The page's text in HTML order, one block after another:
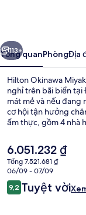
Resort
Tiếp
113+
Tổng quanPhòngĐịa
Hilton Okinawa
nghỉ trên bãi biển tại
mát mẻ và nếu
cơ hội tận hưởng
ẩm thực, gồm 4 nhà
24 giờ, hồ bơi ngoài
em là những tiện
viên nhiệt tình.
Giá
hiện
tại
là
6.051.232 ₫
6.051.232 ₫
Tổng 7.521.681 ₫
06/09 - 07/09
Nhận
xét
9,29,2 trên 10,
Tuyệt vời